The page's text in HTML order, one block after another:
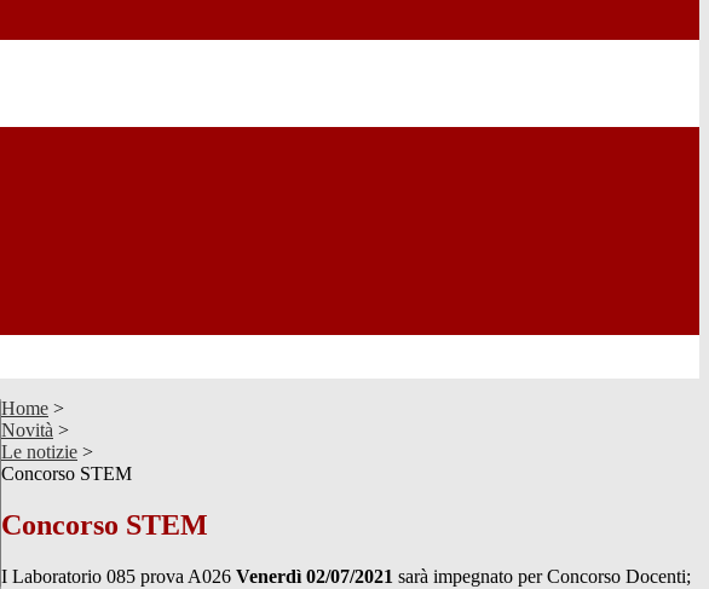
Home >
Novità >
Le notizie >
Concorso STEM
Concorso STEM
I Laboratorio 085 prova A026 Venerdì 02/07/2021 sarà impegnato per Concorso Docenti;